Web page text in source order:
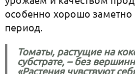
особенно хорошо заметно
период.
Томаты, растущие на
субстрате, – без
«Растения чувствуют